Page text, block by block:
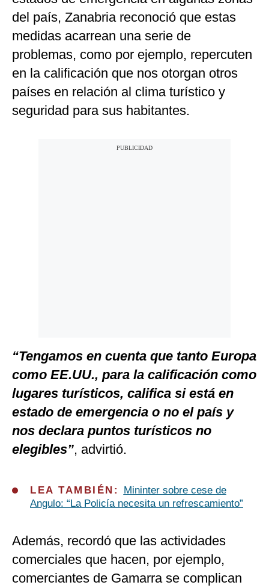
del país, Zanabria reconoció que estas
medidas acarrean una serie de
problemas, como por ejemplo, repercuten
en la calificación que nos otorgan otros
países en relación al clima turístico y
seguridad para sus habitantes.
“Tengamos en cuenta que tanto Europa
como EE.UU., para la calificación como
lugares turísticos, califica si está en
estado de emergencia o no el país y
nos declara puntos turísticos no
elegibles”, advirtió.
LEA TAMBIÉN:
Mininter sobre cese de
Angulo: “La Policía necesita un refrescamiento”
Además, recordó que las actividades
comerciales que hacen, por ejemplo,
comerciantes de Gamarra se complican